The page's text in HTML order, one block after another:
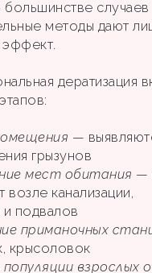
большинстве случаев
методы дают
дератизация
—
грызунов
мест обитания —
возле канализации,
и подвалов
приманочных
крысоловок
взрослых